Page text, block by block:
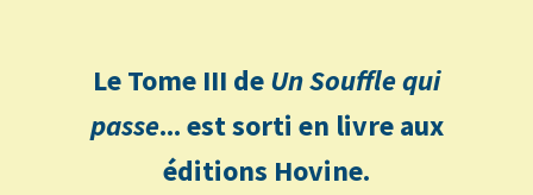
Le Tome III deUn Souffle qui
passe... est sorti en livre aux
éditions Hovine.